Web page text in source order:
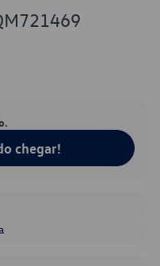
chegar!